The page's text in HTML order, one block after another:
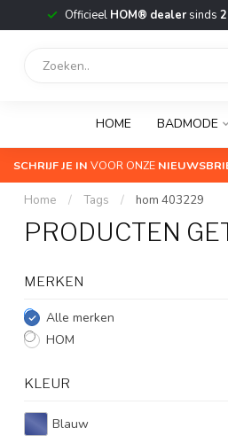
Officieel HOM® dealersinds
HOME BADMODE
SCHRIJF JE IN VOOR ONZE
Home / Tags / hom 403229
PRODUCTEN
MERKEN
Alle merken
HOM
KLEUR
Blauw